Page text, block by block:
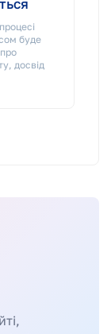
буде
досвід